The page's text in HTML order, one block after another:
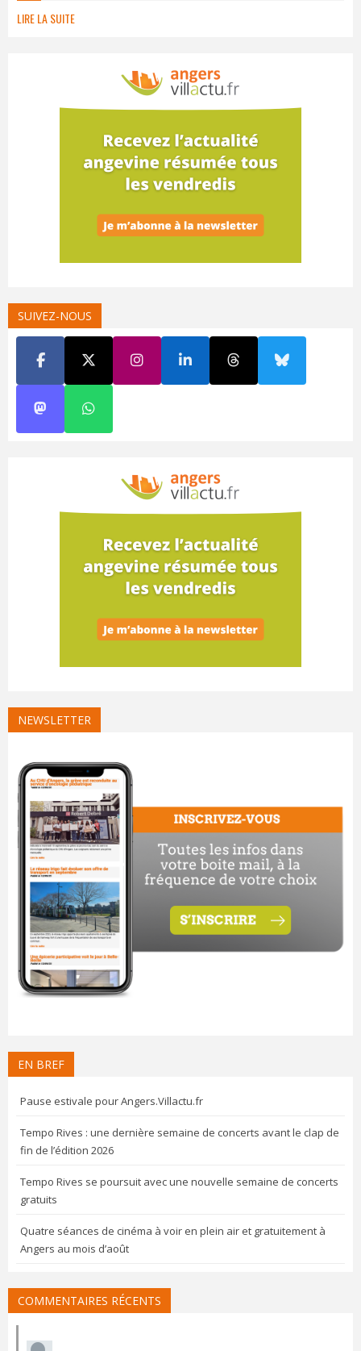
LIRE LA SUITE
SUIVEZ-NOUS
NEWSLETTER
EN BREF
Pause estivale pour Angers.Villactu.fr
Tempo Rives : une dernière semaine de concerts avant le clap de
fin de l’édition 2026
Tempo Rives se poursuit avec une nouvelle semaine de concerts
gratuits
Quatre séances de cinéma à voir en plein air et gratuitement à
Angers au mois d’août
COMMENTAIRES RÉCENTS